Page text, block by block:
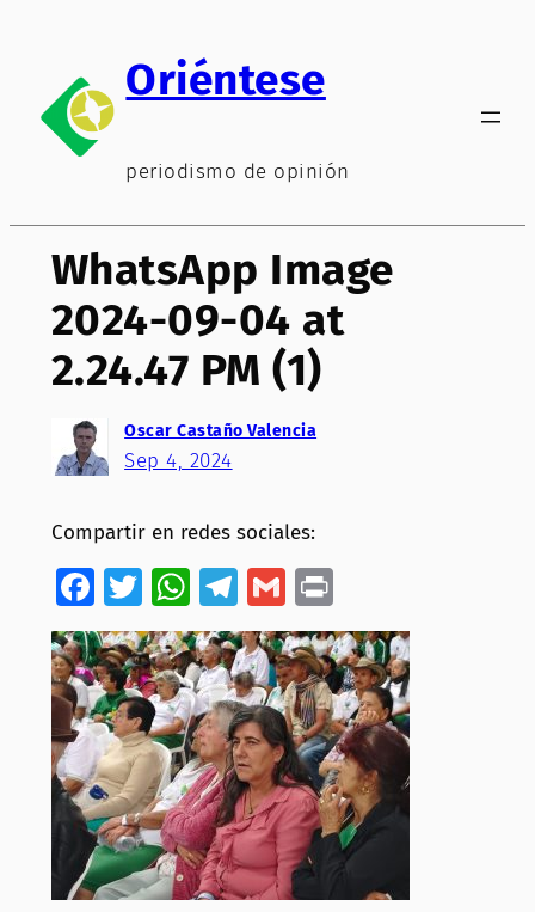
contenido
Oriéntese
periodismo de opinión
WhatsApp Image
2024-09-04 at
2.24.47 PM (1)
Oscar Castaño Valencia
Sep 4, 2024
Compartir en redes sociales:
Facebook
Twitter
WhatsApp
Telegram
GmailPrint